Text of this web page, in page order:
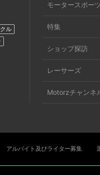
ル
モータースポー
特集
ショップ探訪
レーサーズ
Motorzチャンネ
アルバイト及びライター募集